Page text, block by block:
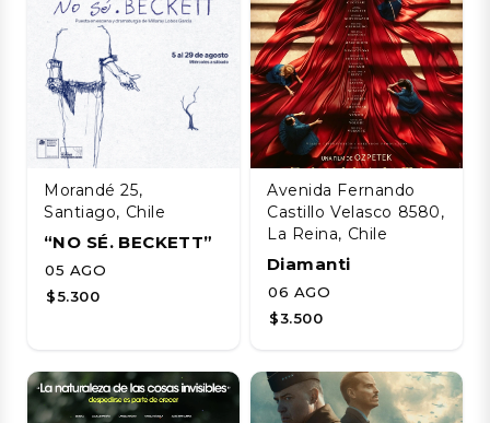
Morandé 25,
Santiago, Chile
“NO SÉ. BECKETT”
05 AGO
$5.300
Avenida Fernando
Castillo Velasco 8580,
La Reina, Chile
Diamanti
06 AGO
$3.500